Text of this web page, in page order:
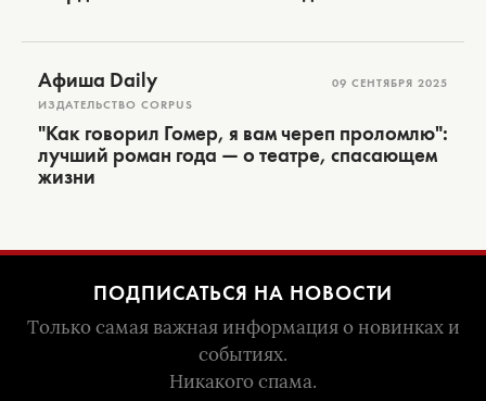
Афиша Daily
ИЗДАТЕЛЬСТВО CORPUS
09 СЕНТЯБРЯ 2025
"Как говорил Гомер, я вам череп проломлю":
лучший роман года — о театре, спасающем
жизни
ПОДПИСАТЬСЯ НА НОВОСТИ
Только самая важная информация о новинках и
событиях.
Никакого спама.